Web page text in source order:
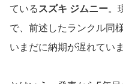
ているスズキ ジムニー。
で、前述したランクル同
いまだに納期が遅れていま